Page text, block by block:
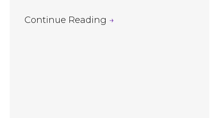
Continue Reading →